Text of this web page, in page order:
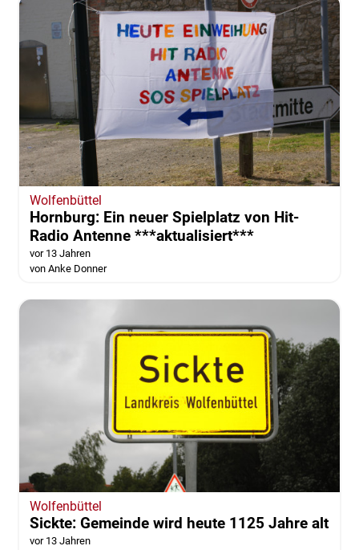
Wolfenbüttel
Hornburg: Ein neuer Spielplatz von Hit-
Radio Antenne ***aktualisiert***
vor 13 Jahren
von Anke Donner
Wolfenbüttel
Sickte: Gemeinde wird heute 1125 Jahre alt
vor 13 Jahren